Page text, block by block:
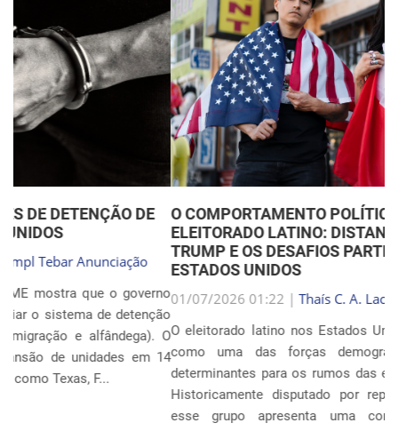
O COMPORTAMENTO POLÍTICO FLUIDO DO
ELEITORADO LATINO: DISTANCIAMENTO DE
TRUMP E OS DESAFIOS PARTIDÁRIOS NOS
ESTADOS UNIDOS
01/07/2026 01:22 |Thaís C. A. Lacerda
O eleitorado latino nos Estados Unidos tem se consolidado
como uma das forças demográficas e políticas mais
determinantes para os rumos das eleições locais e federais.
Historicamente disputado por republicanos e democratas,
esse grupo apresenta uma complexidade identitária e
Anterior